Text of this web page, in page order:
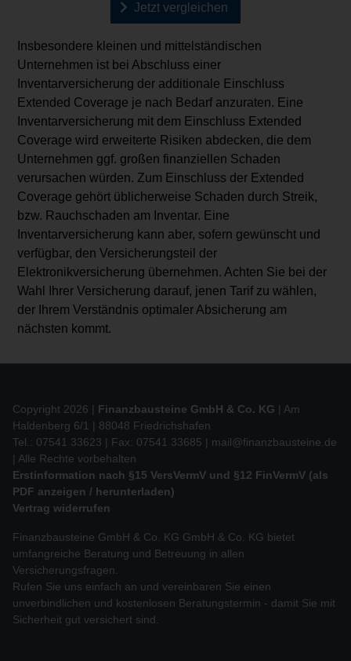
Jetzt vergleichen
Insbesondere kleinen und mittelständischen
Unternehmen ist bei Abschluss einer
Inventarversicherung der additionale Einschluss
Extended Coverage je nach Bedarf anzuraten. Eine
Inventarversicherung mit dem Einschluss Extended
Coverage wird erweiterte Risiken abdecken, die dem
Unternehmen ggf. großen finanziellen Schaden
verursachen würden. Zum Einschluss der Extended
Coverage gehört üblicherweise Schaden durch Streik,
bzw. Rauchschaden am Inventar. Eine
Inventarversicherung kann aber, sofern gewünscht und
verfügbar, den Versicherungsteil der
Elektronikversicherung übernehmen. Achten Sie bei der
Wahl Ihrer Versicherung darauf, jenen Tarif zu wählen,
der Ihrem Verständnis optimaler Absicherung am
nächsten kommt.
Copyright 2026 | Finanzbausteine GmbH & Co. KG | Am
Haldenberg 6/1 | 88048 Friedrichshafen
Tel.: 07541 33623 | Fax: 07541 33685 | mail@finanzbausteine.de
| Alle Rechte vorbehalten
Erstinformation nach §15 VersVermV und §12 FinVermV (als
PDF anzeigen / herunterladen)
Vertrag widerrufen
Finanzbausteine GmbH & Co. KG GmbH & Co. KG bietet
umfangreiche Beratung und Betreuung in allen
Versicherungsfragen.
Rufen Sie uns einfach an und vereinbaren Sie einen
unverbindlichen und kostenlosen Beratungstermin - damit Sie mit
Sicherheit gut versichert sind.